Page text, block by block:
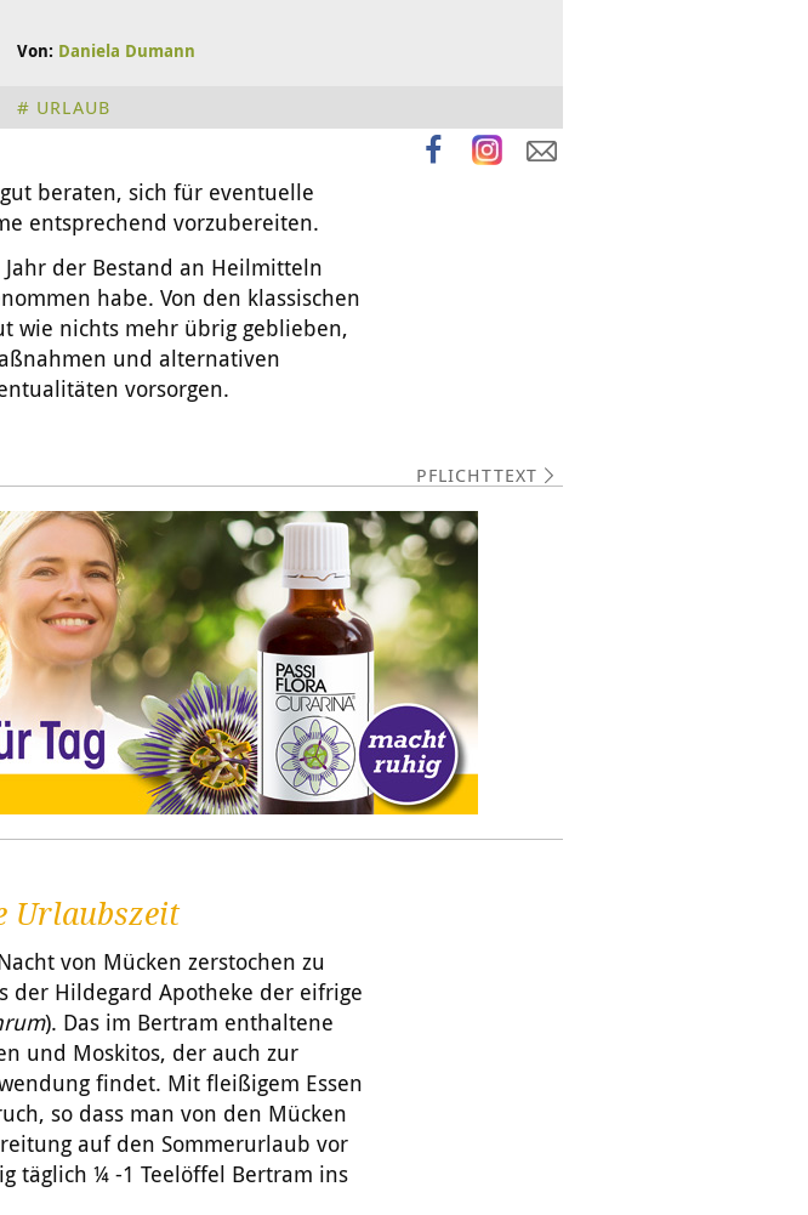
Von: Daniela Dumann
URLAUB
beraten, sich für eventuelle
entsprechend vorzubereiten.
der Bestand an Heilmitteln
habe. Von den klassischen
wie nichts mehr übrig geblieben,
und alternativen
vorsorgen.
PFLICHTTEXT
Urlaubszeit
von Mücken zerstochen zu
der Hildegard Apotheke der eifrige
). Das im Bertram enthaltene
und Moskitos, der auch zur
findet. Mit fleißigem Essen
so dass man von den Mücken
auf den Sommerurlaub vor
täglich ¼ -1 Teelöffel Bertram ins